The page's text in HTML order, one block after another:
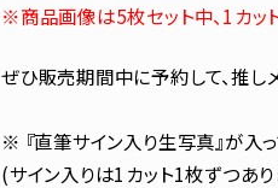
※商品画像は5枚セット中、1カッ
ぜひ販売期間中に予約して、推し
※ 『直筆サイン入り生写真』が入
(サイン入りは1カット1枚ずつあ